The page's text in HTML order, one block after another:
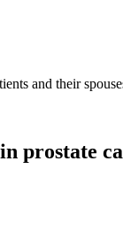
and their
prostate